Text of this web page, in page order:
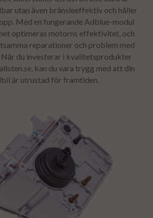
utan även bränsleeffektiv och håller
Med en fungerande Adblue-modul
optimeras motorns effektivitet, och
reparationer och problem med
du investerar i kvalitetsprodukter
kan du vara trygg med att din
är utrustad för framtiden.